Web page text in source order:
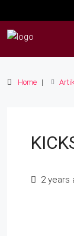
Home
2 years